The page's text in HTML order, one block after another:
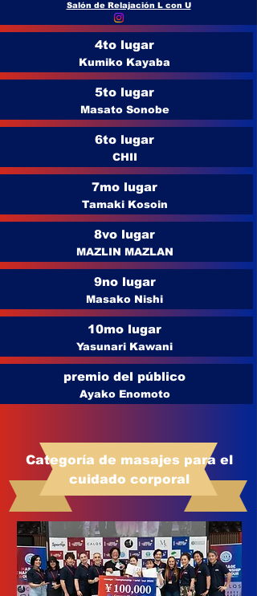
Salón de Relajación L con U
4to lugar
Kumiko Kayaba
5to lugar
Masato Sonobe
6to lugar
CHII
7mo lugar
Tamaki Kosoin
8vo lugar
MAZLIN MAZLAN
9no lugar
Masako Nishi
10mo lugar
Yasunari Kawani
premio del público
Ayako Enomoto
Categoría de masajes para el
cuidado corporal